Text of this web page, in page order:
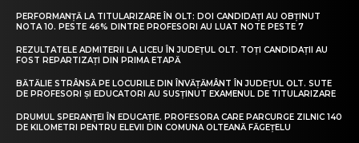
PERFORMANȚĂ LA TITULARIZARE ÎN OLT: DOI CANDIDAȚI AU OBȚINUT
NOTA 10. PESTE 46% DINTRE PROFESORI AU LUAT NOTE PESTE 7
REZULTATELE ADMITERII LA LICEU ÎN JUDEȚUL OLT. TOȚI CANDIDAȚII AU
FOST REPARTIZAȚI DIN PRIMA ETAPĂ
BĂTĂLIE STRÂNSĂ PE LOCURILE DIN ÎNVĂȚĂMÂNT ÎN JUDEȚUL OLT. SUTE
DE PROFESORI ȘI EDUCATORI AU SUSȚINUT EXAMENUL DE TITULARIZARE
DRUMUL SPERANȚEI ÎN EDUCAȚIE. PROFESORA CARE PARCURGE ZILNIC 140
DE KILOMETRI PENTRU ELEVII DIN COMUNA OLTEANĂ FĂGEȚELU